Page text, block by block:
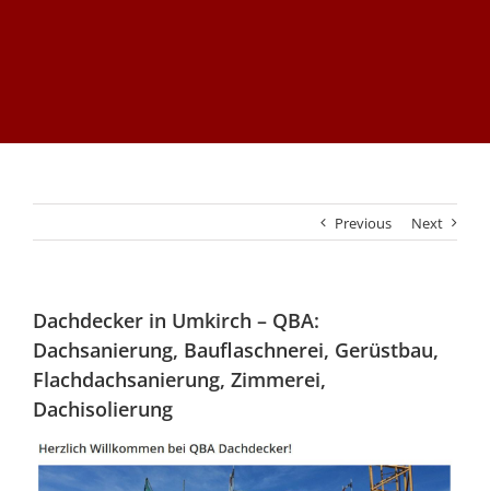
Previous Next
Dachdecker in Umkirch – QBA:
Dachsanierung, Bauflaschnerei, Gerüstbau,
Flachdachsanierung, Zimmerei,
Dachisolierung